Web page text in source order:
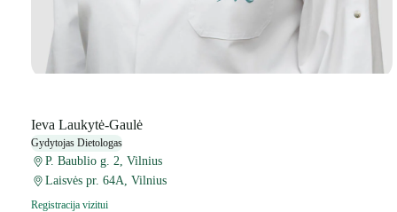
Ieva Laukytė-Gaulė
Gydytojas Dietologas
P. Baublio g. 2, Vilnius
Laisvės pr. 64A, Vilnius
Registracija vizitui